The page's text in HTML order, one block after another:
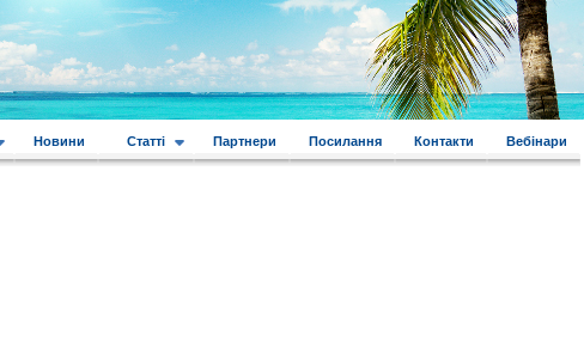
Новини Статті Партнери Посилання Контакти Вебінари